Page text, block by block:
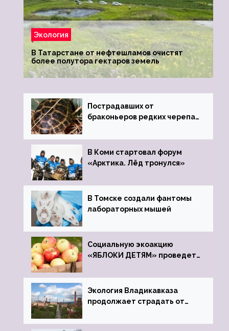
Экология
В Татарстане от нефтешламов очистят
более полутора гектаров земель
Пострадавших от
браконьеров редких черепах
зоопарк
В Коми стартовал форум
«Арктика. Лёд тронулся»
В Томске создали фантомы
лабораторных мышей
Социальную экоакцию
«ЯБЛОКИ ДЕТЯМ» проведет
Экология Владикавказа
продолжает страдать от